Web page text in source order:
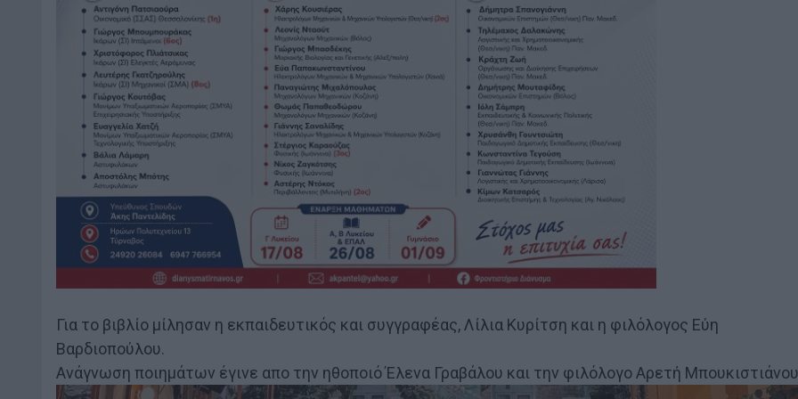
Για το βιβλίο μίλησαν η εκπαιδευτικός και συγγραφέας, Λίλια Κυρίτση και η φιλόλογος Εύη
Βαρδιοπούλου.
Ανάγνωση ποιημάτων έγινε απο την ηθοποιό Έλενα Γραβάλου και την φιλόλογο Αρετή